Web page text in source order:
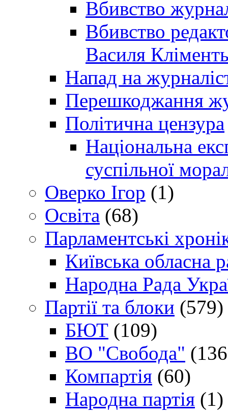
Вбивство
Вбивство
Василя
Напад на
Перешкоджання
Політична цензура
Національна
суспільної
Оверко Ігор (1)
Освіта (68)
Парламентські
Київська обласна
Народна Рада
Партії та блоки (579)
БЮТ (109)
ВО "Свобода"
Компартія (60)
Народна партія (1)